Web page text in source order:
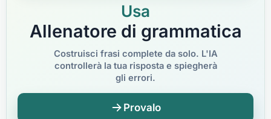
Usa
Allenatore di grammatica
Costruisci frasi complete da solo. L'IA
controllerà la tua risposta e spiegherà
gli errori.
Provalo